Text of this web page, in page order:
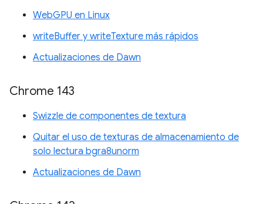
WebGPU en Linux
writeBuffer y writeTexture más rápidos
Actualizaciones de Dawn
Chrome 143
Swizzle de componentes de textura
Quitar el uso de texturas de almacenamiento de
solo lectura bgra8unorm
Actualizaciones de Dawn